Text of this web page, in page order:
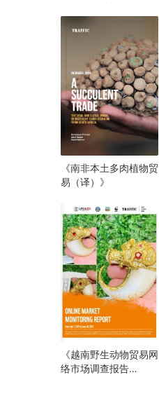
《南非本土多肉植物贸
易（译）》
《越南野生动物贸易网
络市场调查报告